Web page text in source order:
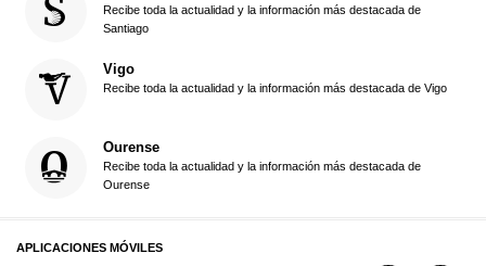
Recibe toda la actualidad y la información más destacada de
Santiago
Vigo
Recibe toda la actualidad y la información más destacada de Vigo
Ourense
Recibe toda la actualidad y la información más destacada de
Ourense
APLICACIONES MÓVILES